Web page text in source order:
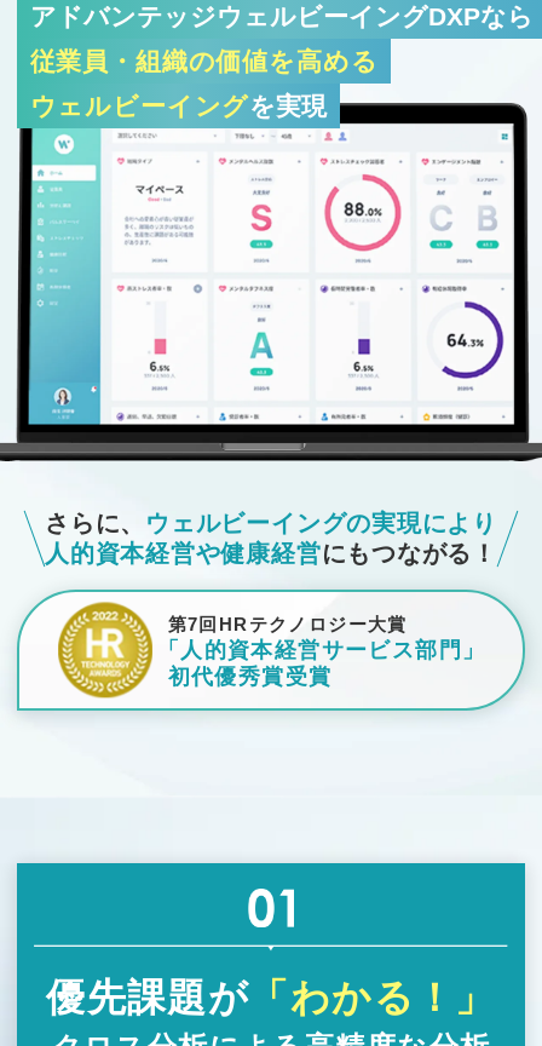
アドバンテッジウェルビーイングDXPなら
従業員・組織の価値を高める
ウェルビーイングを実現
さらに、 ウェルビーイングの実現により
人的資本経営や健康経営にもつながる！
第7回HRテクノロジー大賞
「人的資本経営サービス部門」
初代優秀賞受賞
優先課題が 「わかる！」